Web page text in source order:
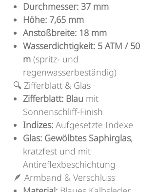
Durchmesser: 37 mm
Höhe: 7,65 mm
Anstoßbreite: 18 mm
Wasserdichtigkeit: 5 ATM / 50
m (spritz- und
regenwasserbeständig)
🔍 Zifferblatt & Glas
Zifferblatt: Blau mit
Sonnenschliff-Finish
Indizes: Aufgesetzte Indexe
Glas: Gewölbtes Saphirglas,
kratzfest und mit
Antireflexbeschichtung
🪶 Armband & Verschluss